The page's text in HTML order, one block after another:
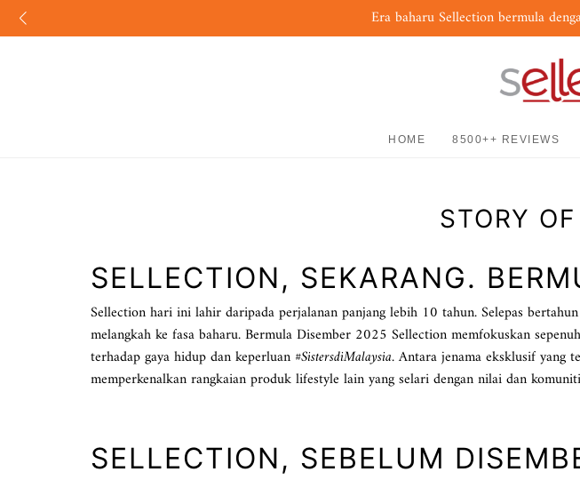
Era baharu Sellection bermula
HOME 8500++ REVIEWS
STORY
SELLECTION, SEKARANG.
Sellection hari ini lahir daripada perjalanan panjang lebih 10 tahun. Selepas
melangkah ke fasa baharu. Bermula Disember 2025 Sellection memfokuskan
terhadap gaya hidup dan keperluan #SistersdiMalaysia. Antara jenama eksklusif yang
memperkenalkan rangkaian produk lifestyle lain yang selari dengan nilai dan
SELLECTION, SEBELUM